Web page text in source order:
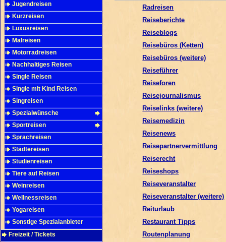
Jugendreisen
Kurzreisen
Luxusreisen
Malreisen
Motorradreisen
Nachhaltiges Reisen
Single Reisen
Single mit Kind Reisen
Singreisen
Spezialwünsche
Sportreisen
Sprachreisen
Städtereisen
Studienreisen
Tiere auf Reisen
Weinreisen
Wellnessreisen
Yogareisen
Sonstige Spezialanbieter
Freizeit / Tickets
Radreisen
Reiseberichte
Reiseblogs
Reisebüros (Ketten)
Reisebüros (weitere)
Reiseführer
Reiseforen
Reisejournalismus
Reiselinks (weitere)
Reisemedizin
Reisenews
Reisepartnervermittlung
Reiserecht
Reiseshops
Reiseveranstalter
Reiseveranstalter (weitere)
Reiturlaub
Restaurant Tipps
Routenplanung